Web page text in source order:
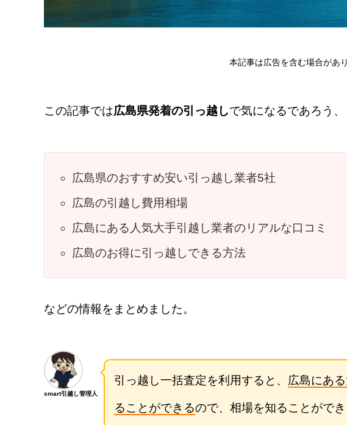
本記事は広告を含む場合があり
この記事では広島県発着の引っ越しで気になるであろう、
広島県のおすすめ安い引っ越し業者5社
広島の引越し費用相場
広島にある人気大手引越し業者のリアルな口コミ
広島のお得に引っ越しできる方法
などの情報をまとめました。
smart引越し管理人
引っ越し一括査定を利用すると、 広島にあ
ることができるので、相場を知ることがで